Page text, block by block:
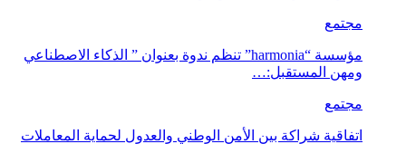
مجتمع
مؤسسة “harmonia” تنظم ندوة بعنوان ” الذكاء الاصطناعي
ومهن المستقبل:…
مجتمع
اتفاقية شراكة بين الأمن الوطني والعدول لحماية المعاملات